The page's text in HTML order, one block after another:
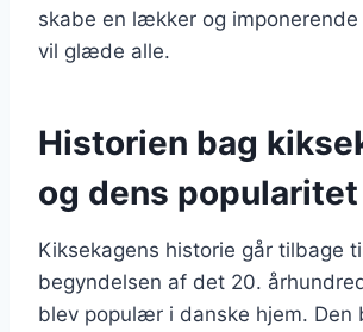
skabe en lækker og
vil glæde alle.
Historien bag
og dens popularitet
Kiksekagens historie går tilbage
begyndelsen af det 20.
blev populær i danske hjem. Den